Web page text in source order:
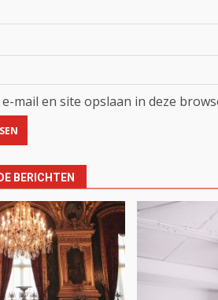
mail en site opslaan in deze
BERICHTEN